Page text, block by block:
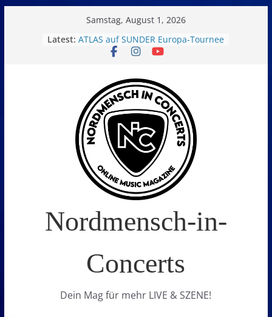
Samstag, August 1, 2026
Latest: ATLAS auf SUNDER Europa-Tournee
Oelde Open Air 2026
Metal und Camping in
Freißenbüttel (Ausverkauft!)
FEED THE SICKNESS im Interview
I Prevail – Violent Nature Europe
Tour
Nordmensch-in-
Concerts
Dein Mag für mehr LIVE & SZENE!